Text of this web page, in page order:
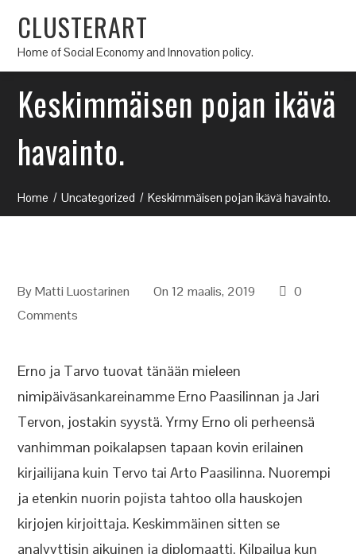
CLUSTERART
Home of Social Economy and Innovation policy.
Keskimmäisen pojan ikävä
havainto.
Home Uncategorized Keskimmäisen pojan ikävä havainto.
ByMatti Luostarinen On 12 maalis, 2019
0
Comments
Erno ja Tarvo tuovat tänään mieleen
nimipäiväsankareinamme Erno Paasilinnan ja Jari
Tervon, jostakin syystä. Yrmy Erno oli perheensä
vanhimman poikalapsen tapaan kovin erilainen
kirjailijana kuin Tervo tai Arto Paasilinna. Nuorempi
ja etenkin nuorin pojista tahtoo olla hauskojen
kirjojen kirjoittaja. Keskimmäinen sitten se
analyyttisin aikuinen ja diplomaatti. Kilpailua kun